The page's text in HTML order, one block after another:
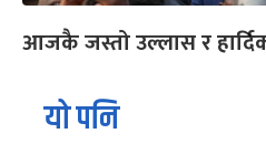
आजकै जस्तो उल्लास र
यो पनि